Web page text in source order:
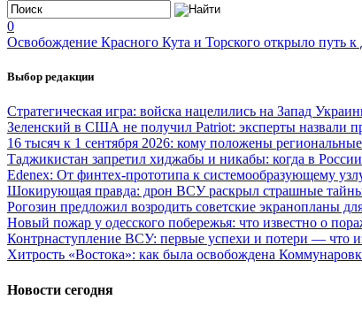
0
Освобождение Красного Кута и Торского открыло путь
Выбор редакции
Стратегическая игра: войска нацелились на Запад
Зеленский в США не получил Patriot: эксперты назвали
16 тысяч к 1 сентября 2026: кому положены
Таджикистан запретил хиджабы и никабы: когда в
Edenex: От финтех-прототипа к системообразующему
Шокирующая правда: дрон ВСУ раскрыл страшные
Рогозин предложил возродить советские экранопланы
Новый пожар у одесского побережья: что известно о
Контрнаступление ВСУ: первые успехи и потери — что
Хитрость «Востока»: как была освобождена
Новости сегодня